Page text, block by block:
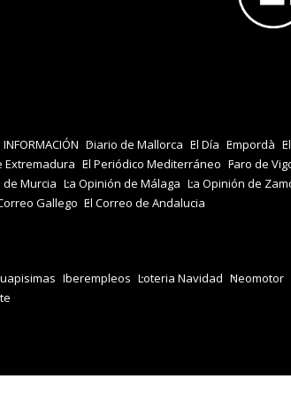
INFORMACIÓN Diario de Mallorca El Día Empordà
Extremadura El Periódico Mediterráneo Faro de
de Murcia La Opinión de Málaga La Opinión de
Gallego El Correo de Andalucia
Iberempleos Loteria Navidad Neomotor